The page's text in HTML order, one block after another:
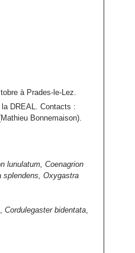
à Prades-le-Lez.
DREAL. Contacts :
Bonnemaison).
lunulatum, Coenagrion
splendens, Oxygastra
, Cordulegaster bidentata,